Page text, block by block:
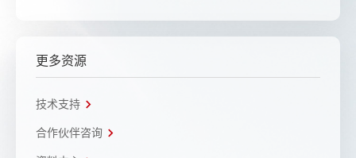
更多资源
技术支持
合作伙伴咨询